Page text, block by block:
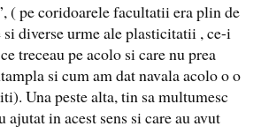
( pe coridoarele facultatii era plin de
diverse urme ale plasticitatii , ce-i
treceau pe acolo si care nu prea
si cum am dat navala acolo o o
Una peste alta, tin sa multumesc
ajutat in acest sens si care au avut